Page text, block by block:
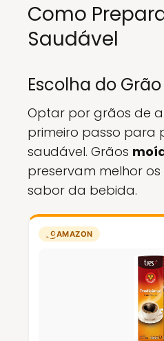
Como
Saudável
Escolha do Grão
Optar por grãos de
primeiro passo para
saudável. Grãos
preservam melhor os
sabor da bebida.
AMAZON